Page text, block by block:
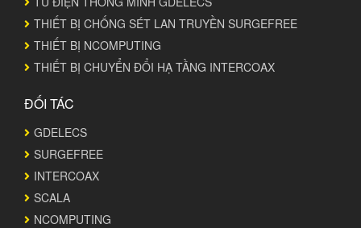
THIẾT BỊ CHỐNG SÉT LAN TRUYỀN SURGEFREE
THIẾT BỊ NCOMPUTING
THIẾT BỊ CHUYỂN ĐỔI HẠ TẦNG INTERCOAX
ĐỐI TÁC
GDELECS
SURGEFREE
INTERCOAX
SCALA
NCOMPUTING